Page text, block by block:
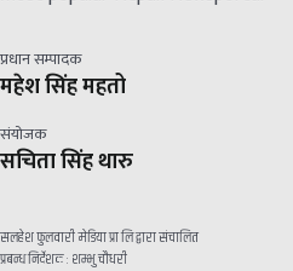
प्रधान सम्पादक
महेश सिंह महतो
संयोजक
सचिता सिंह थारु
सलहेश फुलवारी मेडिया प्रा लि द्वारा संचालित
प्रबन्ध निर्देशक : शम्भु चौधरी